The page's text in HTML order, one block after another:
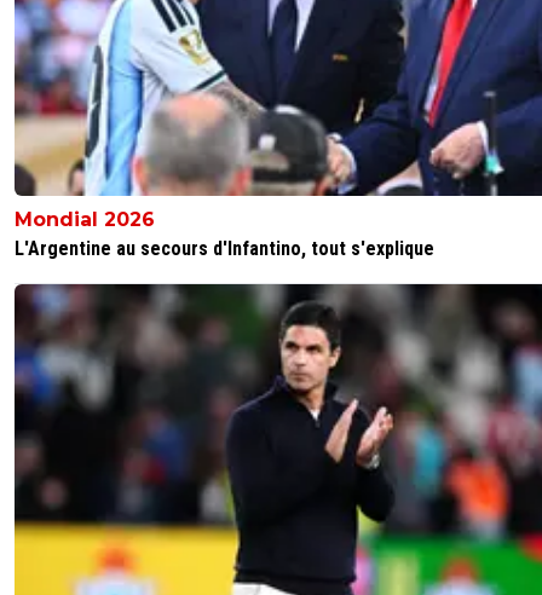
Mondial 2026
L'Argentine au secours d'Infantino, tout s'explique